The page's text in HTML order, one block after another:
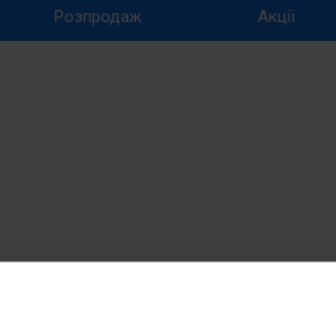
Розпродаж Акції